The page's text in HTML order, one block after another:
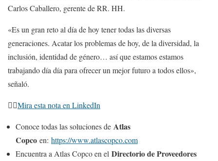
Carlos Caballero, gerente de RR. HH.
«Es un gran reto al día de hoy tener todas las diversas
generaciones. Acatar los problemas de hoy, de la diversidad, la
inclusión, identidad de género… así que estamos estamos
trabajando día día para ofrecer un mejor futuro a todos ellos»,
señaló.
👉🏻Mira esta nota en LinkedIn
Conoce todas las soluciones de Atlas
Copco en: https://www.atlascopco.com
Encuentra a Atlas Copco en el Directorio de Proveedores